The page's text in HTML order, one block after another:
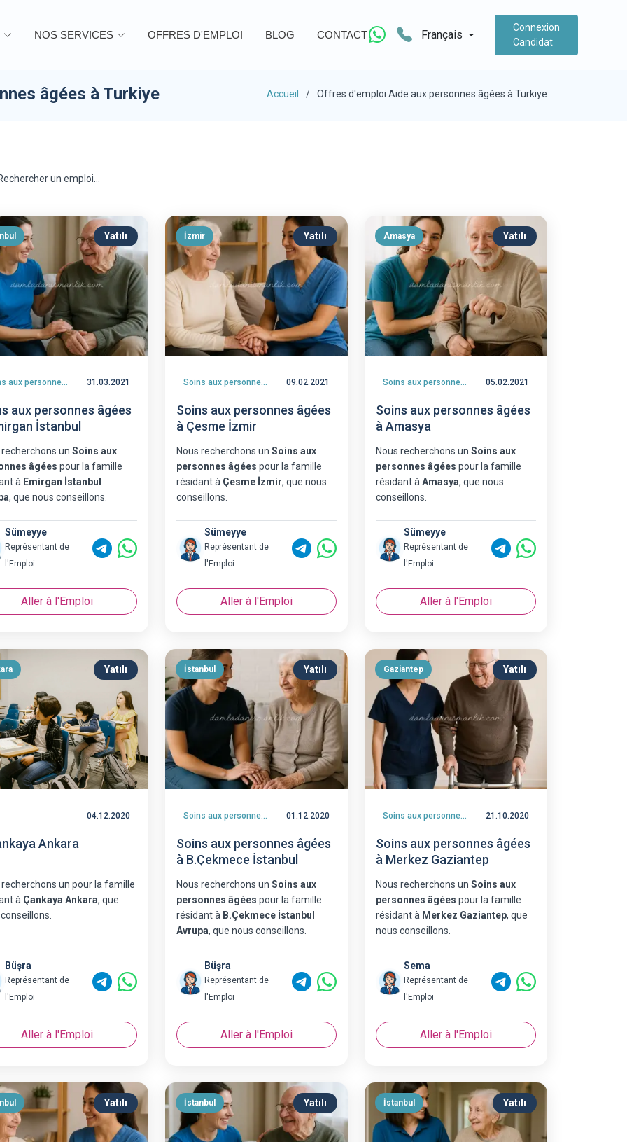
NOS SERVICES OFFRES D'EMPLOI BLOG CONTACT Français
Connexion
Candidat
âgées à Turkiye Accueil Offres d'emploi Aide aux personnes âgées à Turkiye
Yatılı
Soins aux personnes âgées 31.03.2021
aux personnes âgées
İstanbul
recherchons un Soins aux
âgées pour la famille
à Emirgan İstanbul
, que nous conseillons.
Sümeyye
Représentant de
l'Emploi
Aller à l'Emploi
İzmir Yatılı
Soins aux personnes âgées 09.02.2021
Soins aux personnes âgées
à Çesme İzmir
Nous recherchons un Soins aux
personnes âgées pour la famille
résidant à Çesme İzmir, que nous
conseillons.
Sümeyye
Représentant de
l'Emploi
Aller à l'Emploi
Amasya Yatılı
Soins aux personnes âgées 05.02.2021
Soins aux personnes âgées
à Amasya
Nous recherchons un Soins aux
personnes âgées pour la famille
résidant à Amasya, que nous
conseillons.
Sümeyye
Représentant de
l'Emploi
Aller à l'Emploi
Yatılı
04.12.2020
Ankara
recherchons un pour la famille
à Çankaya Ankara, que
Büşra
Représentant de
l'Emploi
Aller à l'Emploi
İstanbul Yatılı
Soins aux personnes âgées 01.12.2020
Soins aux personnes âgées
à B.Çekmece İstanbul
Nous recherchons un Soins aux
personnes âgées pour la famille
résidant à B.Çekmece İstanbul
Avrupa, que nous conseillons.
Büşra
Représentant de
l'Emploi
Aller à l'Emploi
Gaziantep Yatılı
Soins aux personnes âgées 21.10.2020
Soins aux personnes âgées
à Merkez Gaziantep
Nous recherchons un Soins aux
personnes âgées pour la famille
résidant à Merkez Gaziantep, que
nous conseillons.
Sema
Représentant de
l'Emploi
Aller à l'Emploi
Yatılı İstanbul Yatılı İstanbul Yatılı